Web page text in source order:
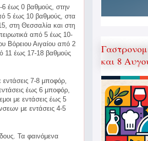
6 έως 0 βαθμούς, στην
5 έως 10 βαθμούς, στα
στη Θεσσαλία και στη
από 5 έως 10-
Βόρειου Αιγαίου από 2
11 έως 17-18 βαθμούς
εντάσεις 7-8 μποφόρ,
εντάσεις έως 6 μποφόρ,
με εντάσεις έως 5
με εντάσεις 4-5
Τα φαινόμενα
και 8